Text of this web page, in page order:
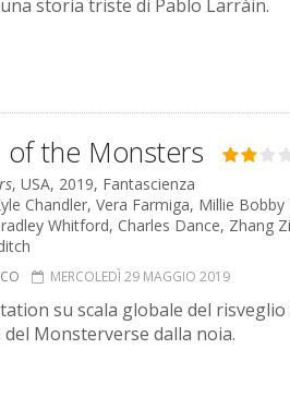
storia triste di Pablo Larràin.
of the Monsters
, USA, 2019, Fantascienza
Chandler, Vera Farmiga, Millie
Whitford, Charles Dance, Zhang
MERCOLEDÌ 29 MAGGIO 2019
su scala globale del
Monsterverse dalla noia.